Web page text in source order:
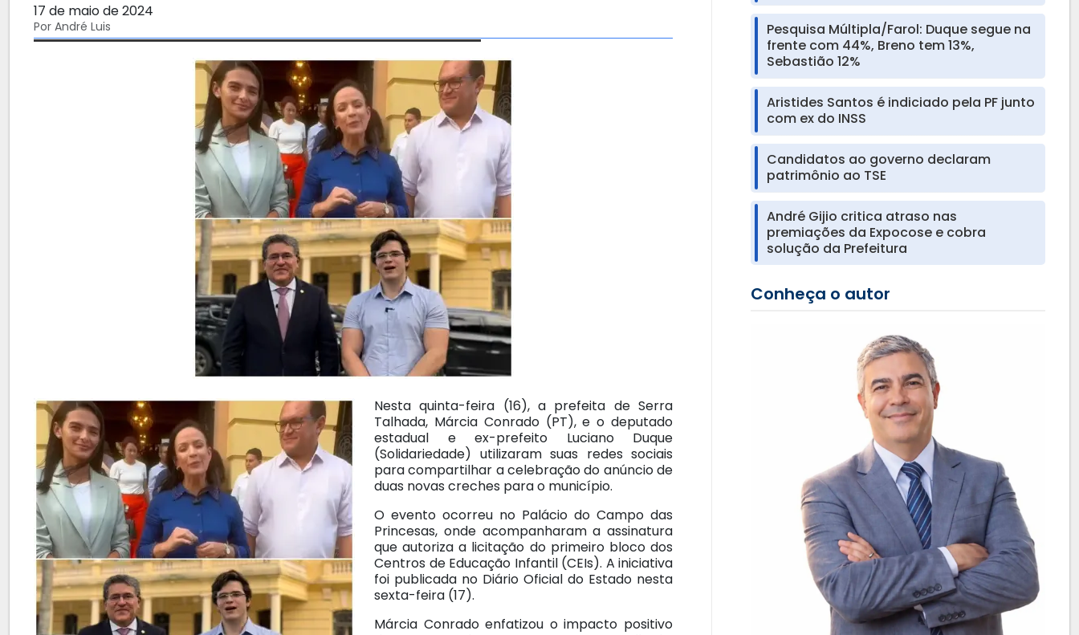
17 de maio de 2024
Por André Luis
Nesta quinta-feira (16), a prefeita de Serra
Talhada, Márcia Conrado (PT), e o deputado
estadual e ex-prefeito Luciano Duque
(Solidariedade) utilizaram suas redes sociais
para compartilhar a celebração do anúncio de
duas novas creches para o município.
O evento ocorreu no Palácio do Campo das
Princesas, onde acompanharam a assinatura
que autoriza a licitação do primeiro bloco dos
Centros de Educação Infantil (CEIs). A iniciativa
foi publicada no Diário Oficial do Estado nesta
sexta-feira (17).
Márcia Conrado enfatizou o impacto positivo
Pesquisa Múltipla/Farol: Duque segue na
frente com 44%, Breno tem 13%,
Sebastião 12%
Aristides Santos é indiciado pela PF junto
com ex do INSS
Candidatos ao governo declaram
patrimônio ao TSE
André Gijio critica atraso nas
premiações da Expocose e cobra
solução da Prefeitura
Conheça o autor